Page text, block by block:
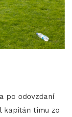
po odovzdaní
kapitán tímu zo